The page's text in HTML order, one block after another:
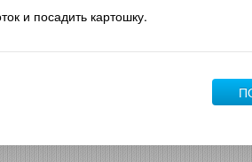
и посадить картошку.